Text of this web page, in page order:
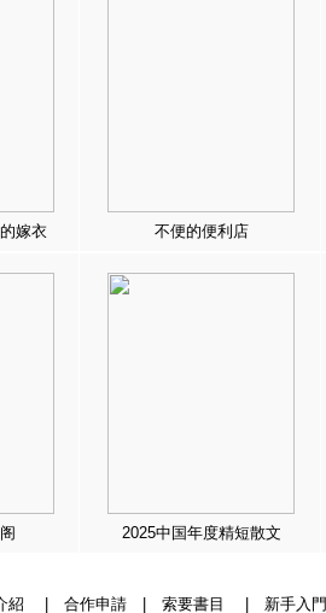
嫁衣 不便的便利店
2025中国年度精短散文
紹 合作申請| 索要書目 新手入門